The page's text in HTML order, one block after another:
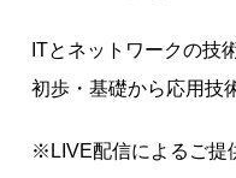
ITとネットワークの技
初歩・基礎から応用技
※LIVE配信によるご提